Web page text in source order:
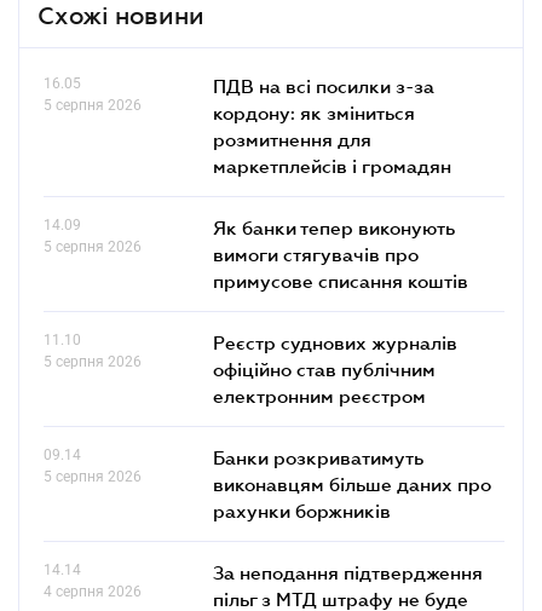
Схожі новини
16.05
5 серпня 2026
ПДВ на всі посилки з-за
кордону: як зміниться
розмитнення для
маркетплейсів і громадян
14.09
5 серпня 2026
Як банки тепер виконують
вимоги стягувачів про
примусове списання коштів
11.10
5 серпня 2026
Реєстр суднових журналів
офіційно став публічним
електронним реєстром
09.14
5 серпня 2026
Банки розкриватимуть
виконавцям більше даних про
рахунки боржників
14.14
4 серпня 2026
За неподання підтвердження
пільг з МТД штрафу не буде